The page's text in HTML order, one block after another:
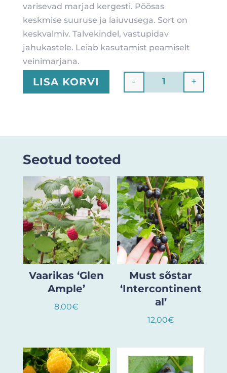
varisevad marjad kergesti. Põõsas
keskmise suuruse ja laiuvusega. Sort on
keskvalmiv. Talvekindel, vastupidav
jahukastele. Leiab kasutamist peamiselt
veinimarjana.
Quantity
- +
LISA KORVI
Seotud tooted
Vaarikas ‘Glen
Ample’
8,00€
Must sõstar
‘Intercontinent
al’
12,00€